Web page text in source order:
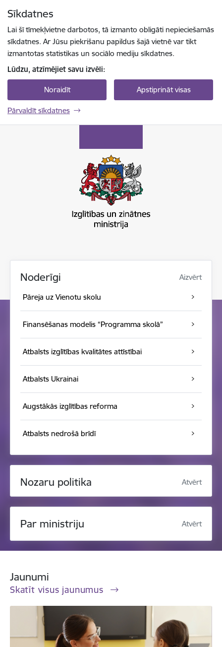
Sīkdatnes
Lai šī tīmekļvietne darbotos, tā izmanto obligāti nepieciešamās
sīkdatnes. Ar Jūsu piekrišanu papildus šajā vietnē var tikt
izmantotas statistikas un sociālo mediju sīkdatnes.
Lūdzu, atzīmējiet savu izvēli:
Noraidīt Apstiprināt visas
Pārvaldīt sīkdatnes
Noderīgi Aizvērt
Pāreja uz Vienotu skolu
Finansēšanas modelis “Programma skolā”
Atbalsts izglītības kvalitātes attīstībai
Atbalsts Ukrainai
Augstākās izglītības reforma
Atbalsts nedrošā brīdī
Nozaru politika Atvērt
Par ministriju Atvērt
Jaunumi
Skatīt visus jaunumus